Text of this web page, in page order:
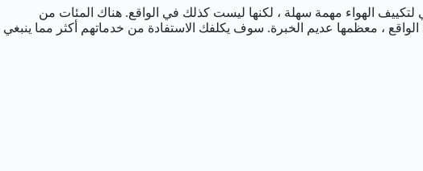
لتكييف الهواء مهمة سهلة ، لكنها ليست كذلك في الواقع. هناك المئات من
، معظمها عديم الخبرة. سوف يكلفك الاستفادة من خدماتهم أكثر مما ينبغي